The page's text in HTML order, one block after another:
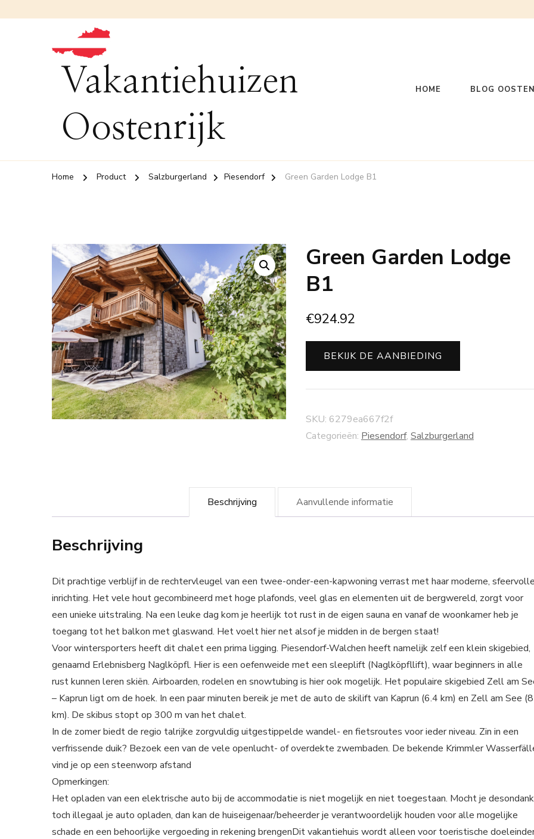
Vakantiehuizen
Oostenrijk
HOME BLOG
Home Product Salzburgerland Piesendorf Green Garden Lodge B1
Green Garden Lodge
B1
€924.92
BEKIJK DE AANBIEDING
SKU: 6279ea667f2f
Categorieën: Piesendorf, Salzburgerland
Beschrijving Aanvullende informatie
Beschrijving
Dit prachtige verblijf in de rechtervleugel van een twee-onder-een-kapwoning verrast met haar moderne,
inrichting. Het vele hout gecombineerd met hoge plafonds, veel glas en elementen uit de bergwereld, zorgt voor
een unieke uitstraling. Na een leuke dag kom je heerlijk tot rust in de eigen sauna en vanaf de woonkamer heb je
toegang tot het balkon met glaswand. Het voelt hier net alsof je midden in de bergen staat!
Voor wintersporters heeft dit chalet een prima ligging. Piesendorf-Walchen heeft namelijk zelf een klein skigebied,
genaamd Erlebnisberg Naglköpfl. Hier is een oefenweide met een sleeplift (Naglköpfllift), waar beginners in alle
rust kunnen leren skiën. Airboarden, rodelen en snowtubing is hier ook mogelijk. Het populaire skigebied Zell am
– Kaprun ligt om de hoek. In een paar minuten bereik je met de auto de skilift van Kaprun (6.4 km) en Zell am See (8
km). De skibus stopt op 300 m van het chalet.
In de zomer biedt de regio talrijke zorgvuldig uitgestippelde wandel- en fietsroutes voor ieder niveau. Zin in een
verfrissende duik? Bezoek een van de vele openlucht- of overdekte zwembaden. De bekende Krimmler
vind je op een steenworp afstand
Opmerkingen:
Het opladen van een elektrische auto bij de accommodatie is niet mogelijk en niet toegestaan. Mocht je
toch illegaal je auto opladen, dan kan de huiseigenaar/beheerder je verantwoordelijk houden voor alle mogelijke
schade en een behoorlijke vergoeding in rekening brengenDit vakantiehuis wordt alleen voor toeristische